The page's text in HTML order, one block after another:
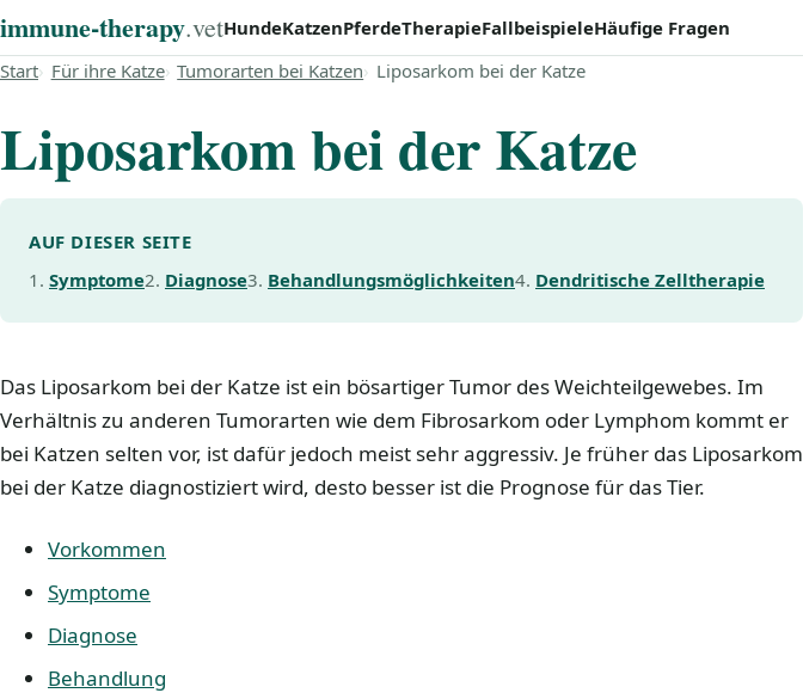
immune‑therapy.vetHundeKatzenPferdeTherapieFallbeispieleHäufige Fragen
Start Für ihre Katze Tumorarten bei Katzen Liposarkom bei der Katze
Liposarkom bei der Katze
AUF DIESER SEITE
Symptome
Diagnose Behandlungsmöglichkeiten Dendritische Zelltherapie
Das Liposarkom bei der Katze ist ein bösartiger Tumor des Weichteilgewebes. Im
Verhältnis zu anderen Tumorarten wie dem Fibrosarkom oder Lymphom kommt er
bei Katzen selten vor, ist dafür jedoch meist sehr aggressiv. Je früher das Liposarkom
bei der Katze diagnostiziert wird, desto besser ist die Prognose für das Tier.
Vorkommen
Symptome
Diagnose
Behandlung